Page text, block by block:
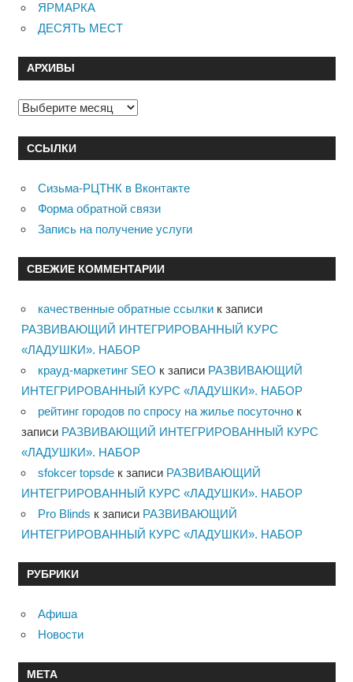
ЯРМАРКА
ДЕСЯТЬ МЕСТ
АРХИВЫ
Архивы
ССЫЛКИ
Сизьма-РЦТНК в Вконтакте
Форма обратной связи
Запись на получение услуги
СВЕЖИЕ КОММЕНТАРИИ
качественные обратные ссылки к записи
РАЗВИВАЮЩИЙ ИНТЕГРИРОВАННЫЙ КУРС
«ЛАДУШКИ». НАБОР
крауд-маркетинг SEO к записи РАЗВИВАЮЩИЙ
ИНТЕГРИРОВАННЫЙ КУРС «ЛАДУШКИ». НАБОР
рейтинг городов по спросу на жилье посуточно к
записи РАЗВИВАЮЩИЙ ИНТЕГРИРОВАННЫЙ КУРС
«ЛАДУШКИ». НАБОР
sfokcer topsde к записи РАЗВИВАЮЩИЙ
ИНТЕГРИРОВАННЫЙ КУРС «ЛАДУШКИ». НАБОР
Pro Blinds к записи РАЗВИВАЮЩИЙ
ИНТЕГРИРОВАННЫЙ КУРС «ЛАДУШКИ». НАБОР
РУБРИКИ
Афиша
Новости
МЕТА